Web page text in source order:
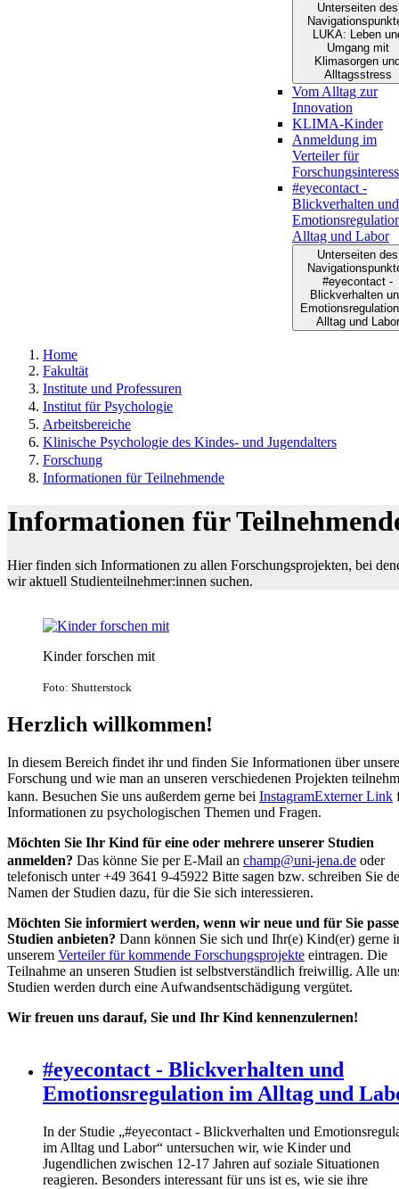
Unterseiten des
LUKA: Leben
Umgang mit
Klimasorgen
Alltagsstress
Vom Alltag zur
Innovation
KLIMA-Kinder
Anmeldung im
Verteiler für
#eyecontact -
Blickverhalten und
Alltag und Labor
Unterseiten des
#eyecontact -
Blickverhalten
Alltag und Labor
Home
Fakultät
Institute und Professuren
Institut für Psychologie
Arbeitsbereiche
Klinische Psychologie des Kindes- und Jugendalters
Forschung
Informationen für Teilnehmende
Informationen für
Hier finden sich Informationen zu allen Forschungsprojekten, bei
wir aktuell Studienteilnehmer:innen suchen.
Kinder forschen mit
Foto: Shutterstock
Herzlich willkommen!
In diesem Bereich findet ihr und finden Sie Informationen über unsere
Forschung und wie man an unseren verschiedenen Projekten
kann. Besuchen Sie uns außerdem gerne bei InstagramExterner Link
Informationen zu psychologischen Themen und Fragen.
Möchten Sie Ihr Kind für eine oder mehrere unserer Studien
anmelden? Das könne Sie per E-Mail an champ@uni-jena.de oder
telefonisch unter +49 3641 9-45922 Bitte sagen bzw. schreiben Sie
Namen der Studien dazu, für die Sie sich interessieren.
Möchten Sie informiert werden, wenn wir neue und für Sie
Studien anbieten? Dann können Sie sich und Ihr(e) Kind(er) gerne
unserem Verteiler für kommende Forschungsprojekte eintragen. Die
Teilnahme an unseren Studien ist selbstverständlich freiwillig. Alle
Studien werden durch eine Aufwandsentschädigung vergütet.
Wir freuen uns darauf, Sie und Ihr Kind kennenzulernen!
#eyecontact - Blickverhalten und
Emotionsregulation im Alltag und
In der Studie „#eyecontact - Blickverhalten und
im Alltag und Labor“ untersuchen wir, wie Kinder und
Jugendlichen zwischen 12-17 Jahren auf soziale Situationen
reagieren. Besonders interessant für uns ist es, wie sie ihre